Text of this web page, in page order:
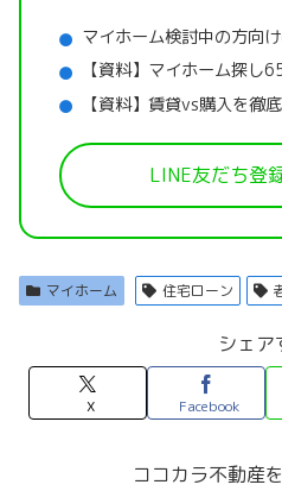
マイホーム検討中の方向
【資料】マイホーム探し
【資料】賃貸vs購入を徹
LINE友だち登
マイホーム 住宅ローン
シェア
X Facebook
ココカラ不動産